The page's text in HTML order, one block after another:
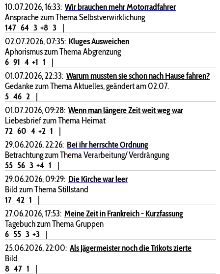
10.07.2026, 16:33: Wir brauchen mehr Motorradfahrer
Ansprache zum Thema Selbstverwirklichung
147 64 3 +8 3
|
02.07.2026, 07:35: Kluges Ausweichen
Aphorismus zum Thema Abgrenzung
6 91 4 +1 1
|
01.07.2026, 22:33: Warum mussten sie schon nach Hause fahren?
Gedanke zum Thema Aktuelles, geändert am 02.07.
5 46 2
|
01.07.2026, 09:28: Wenn man längere Zeit weit weg war
Liebesbrief zum Thema Heimat
72 60 4 +2 1
|
29.06.2026, 22:26: Bei ihr herrschte Ordnung
Betrachtung zum Thema Verarbeitung/ Verdrängung
55 56 3 +4 1
|
29.06.2026, 09:29: Die Kirche war leer
Bild zum Thema Stillstand
17 42 1
|
27.06.2026, 17:53: Meine Zeit in Frankreich - Kurzfassung
Tagebuch zum Thema Gruppen
6 55 3 +3
|
25.06.2026, 22:00: Als Jägermeister noch die Trikots zierte
Bild
8 47 1
|